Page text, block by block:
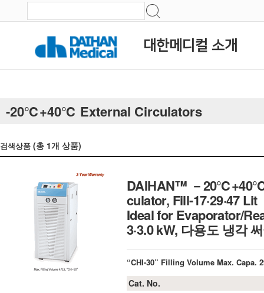
대한메디컬 소개
-20℃+40℃ External Circulators
검색상품 (총 1개 상품)
DAIHAN™ －20℃+40℃
culator, Fill-17·29·47 Lit
Ideal for Evaporator/
3·3.0 kW, 다용도 냉각
“CHI-30” Filling Volume Max. Capa.
Cat. No.